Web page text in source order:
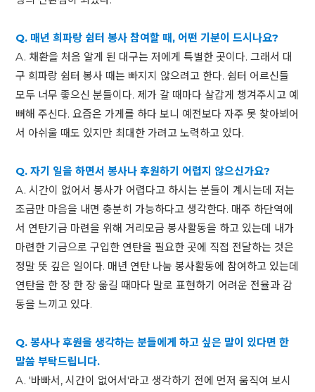
Q. 매년 희파랑 쉼터 봉사 참여할 때, 어떤 기분이 드시나요?
A. 채환을 처음 알게 된 대구는 저에게 특별한 곳이다. 그래서 대
구 희파랑 쉼터 봉사 때는 빠지지 않으려고 한다. 쉼터 어르신들
모두 너무 좋으신 분들이다. 제가 갈 때마다 살갑게 챙겨주시고 예
뻐해 주신다. 요즘은 가게를 하다 보니 예전보다 자주 못 찾아뵈어
서 아쉬울 때도 있지만 최대한 가려고 노력하고 있다.
Q. 자기 일을 하면서 봉사나 후원하기 어렵지 않으신가요?
A. 시간이 없어서 봉사가 어렵다고 하시는 분들이 계시는데 저는
조금만 마음을 내면 충분히 가능하다고 생각한다. 매주 하단역에
서 연탄기금 마련을 위해 거리모금 봉사활동을 하고 있는데 내가
마련한 기금으로 구입한 연탄을 필요한 곳에 직접 전달하는 것은
정말 뜻 깊은 일이다. 매년 연탄 나눔 봉사활동에 참여하고 있는데
연탄을 한 장 한 장 옮길 때마다 말로 표현하기 어려운 전율과 감
동을 느끼고 있다.
Q. 봉사나 후원을 생각하는 분들에게 하고 싶은 말이 있다면 한
말씀 부탁드립니다.
A. '바빠서, 시간이 없어서'라고 생각하기 전에 먼저 움직여 보시